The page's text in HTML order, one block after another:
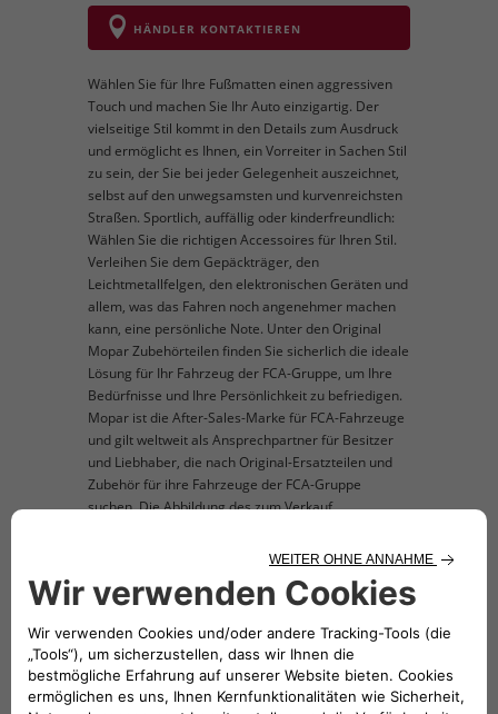
HÄNDLER KONTAKTIEREN
Wählen Sie für Ihre Fußmatten einen aggressiven
Touch und machen Sie Ihr Auto einzigartig. Der
vielseitige Stil kommt in den Details zum Ausdruck
und ermöglicht es Ihnen, ein Vorreiter in Sachen Stil
zu sein, der Sie bei jeder Gelegenheit auszeichnet,
selbst auf den unwegsamsten und kurvenreichsten
Straßen. Sportlich, auffällig oder kinderfreundlich:
Wählen Sie die richtigen Accessoires für Ihren Stil.
Verleihen Sie dem Gepäckträger, den
Leichtmetallfelgen, den elektronischen Geräten und
allem, was das Fahren noch angenehmer machen
kann, eine persönliche Note. Unter den Original
Mopar Zubehörteilen finden Sie sicherlich die ideale
Lösung für Ihr Fahrzeug der FCA-Gruppe, um Ihre
Bedürfnisse und Ihre Persönlichkeit zu befriedigen.
Mopar ist die After-Sales-Marke für FCA-Fahrzeuge
und gilt weltweit als Ansprechpartner für Besitzer
und Liebhaber, die nach Original-Ersatzteilen und
Zubehör für ihre Fahrzeuge der FCA-Gruppe
suchen. Die Abbildung des zum Verkauf
Lasertrapez-Design mit 500-Logo und
silbernen Nähten. Linkslenkung.